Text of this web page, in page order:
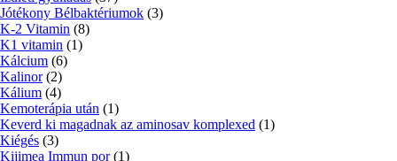
Jótékony Bélbaktériumok (3)
K-2 Vitamin (8)
K1 vitamin (1)
Kálcium (6)
Kalinor (2)
Kálium (4)
Kemoterápia után (1)
Keverd ki magadnak az aminosav komplexed (1)
Kiégés (3)
Kijimea Immun por (1)